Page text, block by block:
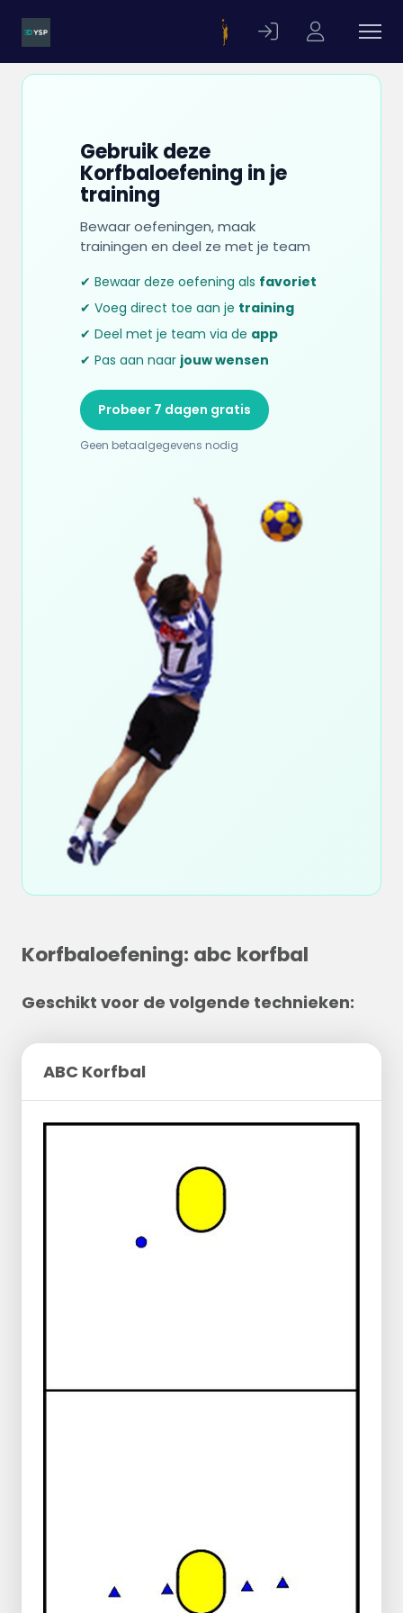
Gebruik deze
Korfbaloefening in je
training
Bewaar oefeningen, maak
trainingen en deel ze met je team
✔ Bewaar deze oefening als favoriet
✔ Voeg direct toe aan je training
✔ Deel met je team via de app
✔ Pas aan naar jouw wensen
Probeer 7 dagen gratis
Geen betaalgegevens nodig
Korfbaloefening: abc korfbal
Geschikt voor de volgende technieken:
ABC Korfbal